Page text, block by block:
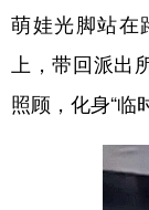
萌娃光脚站在
上，带回派出
照顾，化身“临